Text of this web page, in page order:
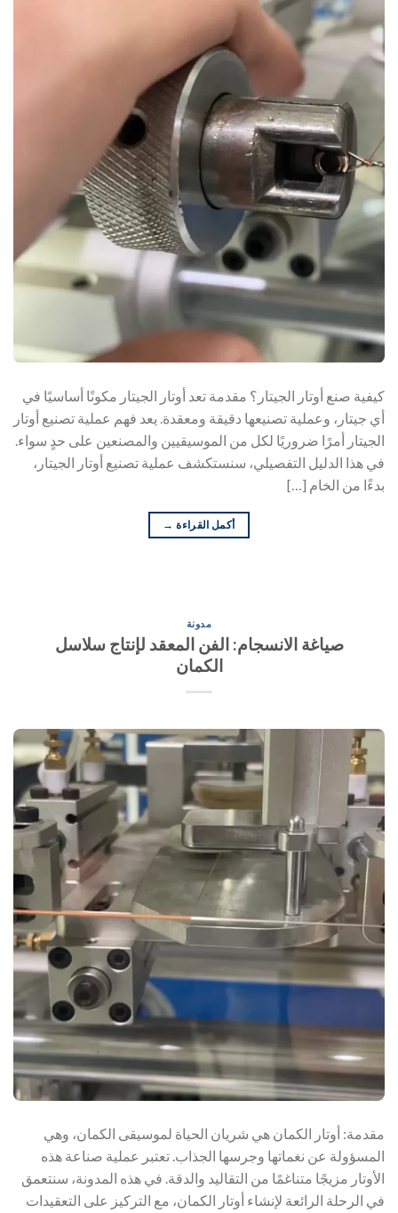
كيفية صنع أوتار الجيتار؟ مقدمة تعد أوتار الجيتار مكونًا أساسيًا في
أي جيتار، وعملية تصنيعها دقيقة ومعقدة. يعد فهم عملية تصنيع أوتار
الجيتار أمرًا ضروريًا لكل من الموسيقيين والمصنعين على حدٍ سواء.
في هذا الدليل التفصيلي، سنستكشف عملية تصنيع أوتار الجيتار،
بدءًا من الخام […]
أكمل القراءة →
مدونة
صياغة الانسجام: الفن المعقد لإنتاج سلاسل
الكمان
مقدمة: أوتار الكمان هي شريان الحياة لموسيقى الكمان، وهي
المسؤولة عن نغماتها وجرسها الجذاب. تعتبر عملية صناعة هذه
الأوتار مزيجًا متناغمًا من التقاليد والدقة. في هذه المدونة، سنتعمق
في الرحلة الرائعة لإنشاء أوتار الكمان، مع التركيز على التعقيدات